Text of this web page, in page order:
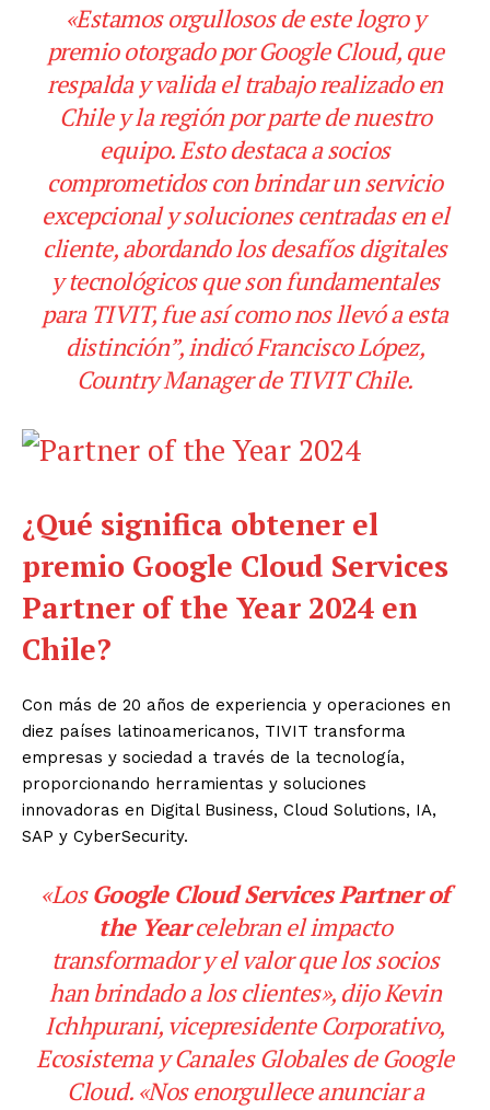
«Estamos orgullosos de este logro y
premio otorgado por Google Cloud, que
respalda y valida el trabajo realizado en
Chile y la región por parte de nuestro
equipo. Esto destaca a socios
comprometidos con brindar un servicio
excepcional y soluciones centradas en el
cliente, abordando los desafíos digitales
y tecnológicos que son fundamentales
para TIVIT, fue así como nos llevó a esta
distinción”, indicó Francisco López,
Country Manager de TIVIT Chile.
¿Qué significa obtener el
premio Google Cloud Services
Partner of the Year 2024 en
Chile?
Con más de 20 años de experiencia y operaciones en
diez países latinoamericanos, TIVIT transforma
empresas y sociedad a través de la tecnología,
proporcionando herramientas y soluciones
innovadoras en Digital Business, Cloud Solutions, IA,
SAP y CyberSecurity.
«LosGoogle Cloud Services Partner of
the Yearcelebran el impacto
transformador y el valor que los socios
han brindado a los clientes», dijo Kevin
Ichhpurani, vicepresidente Corporativo,
Ecosistema y Canales Globales de Google
Cloud. «Nos enorgullece anunciar a